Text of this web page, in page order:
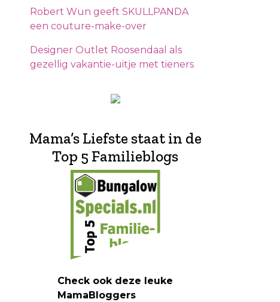
Robert Wun geeft SKULLPANDA
een couture-make-over
Designer Outlet Roosendaal als
gezellig vakantie-uitje met tieners
Mama’s Liefste staat in de
Top 5 Familieblogs
Check ook deze leuke
MamaBloggers